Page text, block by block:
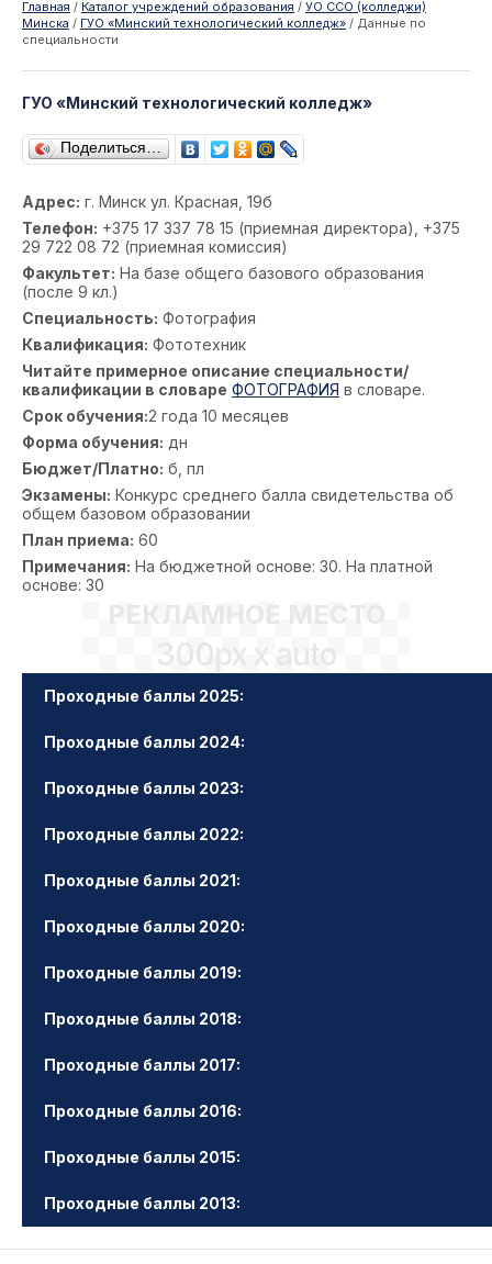
Главная / Каталог учреждений образования / УО ССО (колледжи)
Минска / ГУО «Минский технологический колледж» / Данные по
специальности
ГУО «Минский технологический колледж»
Поделиться…
Адрес: г. Минск ул. Красная, 19б
Телефон: +375 17 337 78 15 (приемная директора), +375
29 722 08 72 (приемная комиссия)
Факультет: На базе общего базового образования
(после 9 кл.)
Специальность: Фотография
Квалификация: Фототехник
Читайте примерное описание специальности/
квалификации в словаре ФОТОГРАФИЯ в словаре.
Срок обучения:2 года 10 месяцев
Форма обучения: дн
Бюджет/Платно: б, пл
Экзамены: Конкурс среднего балла свидетельства об
общем базовом образовании
План приема: 60
Примечания: На бюджетной основе: 30. На платной
основе: 30
РЕКЛАМНОЕ МЕСТО
300px x auto
Проходные баллы 2025:
Проходные баллы 2024:
Проходные баллы 2023:
Проходные баллы 2022:
Проходные баллы 2021:
Проходные баллы 2020:
Проходные баллы 2019:
Проходные баллы 2018:
Проходные баллы 2017:
Проходные баллы 2016:
Проходные баллы 2015:
Проходные баллы 2013: